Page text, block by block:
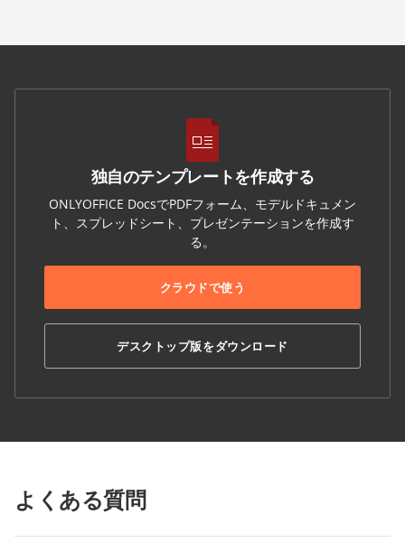
独自のテンプレートを作成する
ONLYOFFICE DocsでPDFフォーム、モデルドキュメン
ト、スプレッドシート、プレゼンテーションを作成す
る。
クラウドで使う
デスクトップ版をダウンロード
よくある質問